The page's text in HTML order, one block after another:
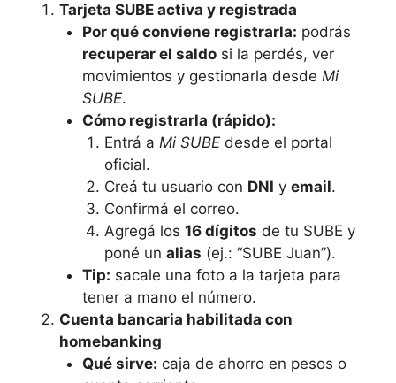
Tarjeta SUBE activa y registrada
Por qué conviene registrarla: podrás
recuperar el saldosi la perdés, ver
movimientos y gestionarla desde Mi
SUBE.
Cómo registrarla (rápido):
Entrá a Mi SUBE desde el portal
oficial.
Creá tu usuario con DNI y email.
Confirmá el correo.
Agregá los 16 dígitos de tu SUBE y
poné un alias (ej.: “SUBE Juan”).
Tip: sacale una foto a la tarjeta para
tener a mano el número.
Cuenta bancaria habilitada con
homebanking
Qué sirve: caja de ahorro en pesos o